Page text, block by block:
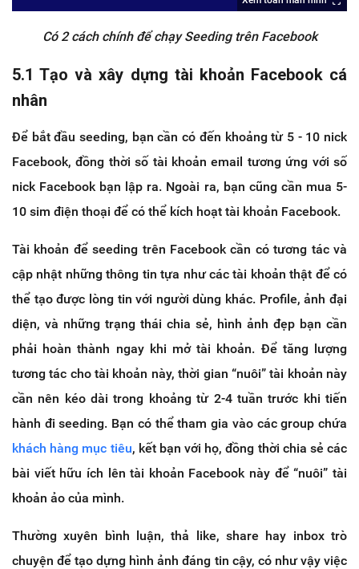
Có 2 cách chính để chạy Seeding trên Facebook
5.1 Tạo và xây dựng tài khoản Facebook cá
nhân
Để bắt đầu seeding, bạn cần có đến khoảng từ 5 - 10 nick
Facebook, đồng thời số tài khoản email tương ứng với số
nick Facebook bạn lập ra. Ngoài ra, bạn cũng cần mua 5-
10 sim điện thoại để có thể kích hoạt tài khoản Facebook.
Tài khoản để seeding trên Facebook cần có tương tác và
cập nhật những thông tin tựa như các tài khoản thật để có
thể tạo được lòng tin với người dùng khác. Profile, ảnh đại
diện, và những trạng thái chia sẻ, hình ảnh đẹp bạn cần
phải hoàn thành ngay khi mở tài khoản. Để tăng lượng
tương tác cho tài khoản này, thời gian “nuôi” tài khoản này
cần nên kéo dài trong khoảng từ 2-4 tuần trước khi tiến
hành đi seeding. Bạn có thể tham gia vào các group chứa
khách hàng mục tiêu, kết bạn với họ, đồng thời chia sẻ các
bài viết hữu ích lên tài khoản Facebook này để “nuôi” tài
khoản ảo của mình.
Thường xuyên bình luận, thả like, share hay inbox trò
chuyện để tạo dựng hình ảnh đáng tin cậy, có như vậy việc